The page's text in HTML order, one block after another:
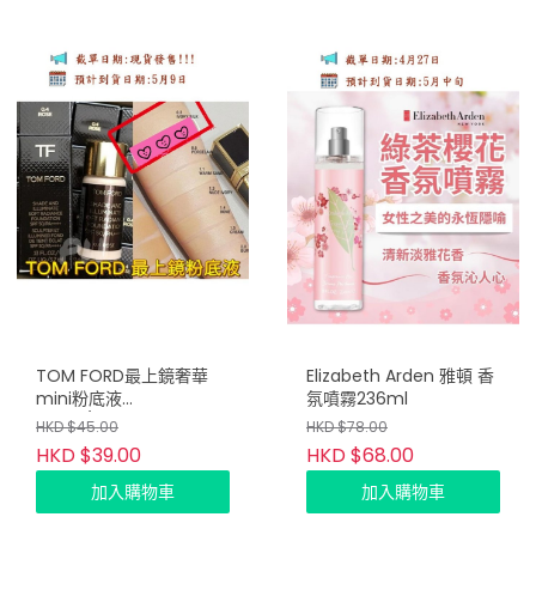
TOM FORD最上鏡奢華
mini粉底液
SPF50/PA++++ 3.6ml-
03 Iovry Silk(2支/套)
HKD $45.00
HKD $39.00
加入購物車
Elizabeth Arden 雅頓 香
氛噴霧236ml
HKD $78.00
HKD $68.00
加入購物車